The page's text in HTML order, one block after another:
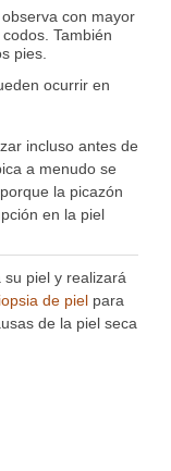
con mayor
También
pies.
ocurrir en
incluso antes de
a menudo se
la picazón
en la piel
piel y realizará
de piel para
de la piel seca